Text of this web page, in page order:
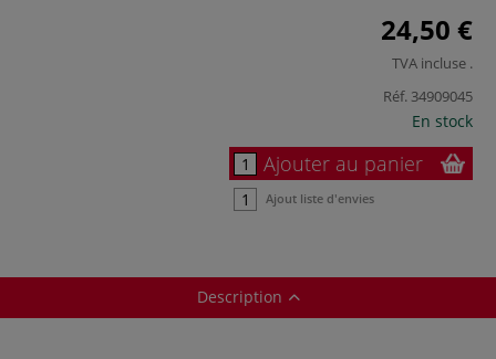
24,50 €
TVA incluse .
Réf. 34909045
En stock
Ajouter au panier
Ajout liste d'envies
Description